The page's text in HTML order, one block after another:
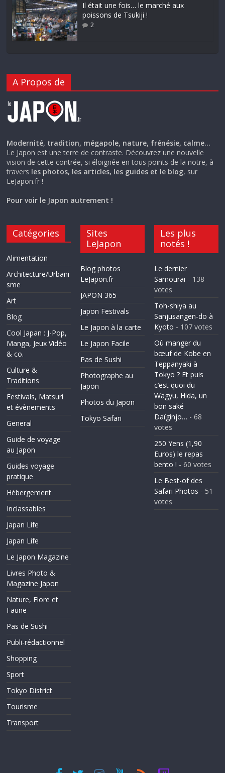
Il était une fois… le marché aux
poissons de Tsukiji !
2
A Propos de
Modernité, tradition, mégapole, nature, frénésie, calme…
Le Japon est une terre de contraste. Découvrez une nouvelle
vision de cette contrée, si éloignée en tous points de la notre, à
travers les photos, les articles, les guides et le blog, sur
LeJapon.fr !
Pour voir le Japon autrement !
Catégories
Alimentation
Architecture/Urbani
sme
Art
Blog
Cool Japan : J-Pop,
Manga, Jeux Vidéo
& co.
Culture &
Traditions
Festivals, Matsuri
et évènements
General
Guide de voyage
au Japon
Guides voyage
pratique
Hébergement
Inclassables
Japan Life
Japan Life
Le Japon Magazine
Livres Photo &
Magazine Japon
Nature, Flore et
Faune
Pas de Sushi
Publi-rédactionnel
Shopping
Sport
Tokyo District
Tourisme
Transport
Sites
LeJapon
Blog photos
LeJapon.fr
JAPON 365
Japon Festivals
Le Japon à la carte
Le Japon Facile
Pas de Sushi
Photographe au
Japon
Photos du Japon
Tokyo Safari
Les plus
notés !
Le dernier
Samouraï- 138
votes
Toh-shiya au
Sanjusangen-do à
Kyoto - 107 votes
Où manger du
bœuf de Kobe en
Teppanyaki à
Tokyo ? Et puis
c’est quoi du
Wagyu, Hida, un
bon saké
Daïginjo… - 68
votes
250 Yens (1,90
Euros) le repas
bento ! - 60 votes
Le Best-of des
Safari Photos - 51
votes